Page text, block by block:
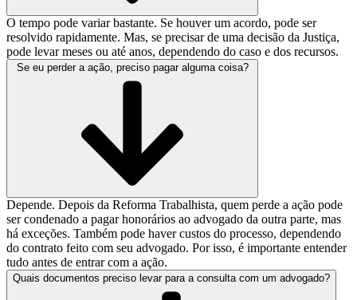
O tempo pode variar bastante. Se houver um acordo, pode ser
resolvido rapidamente. Mas, se precisar de uma decisão da Justiça,
pode levar meses ou até anos, dependendo do caso e dos recursos.
Se eu perder a ação, preciso pagar alguma coisa?
Depende. Depois da Reforma Trabalhista, quem perde a ação pode
ser condenado a pagar honorários ao advogado da outra parte, mas
há exceções. Também pode haver custos do processo, dependendo
do contrato feito com seu advogado. Por isso, é importante entender
tudo antes de entrar com a ação.
Quais documentos preciso levar para a consulta com um advogado?